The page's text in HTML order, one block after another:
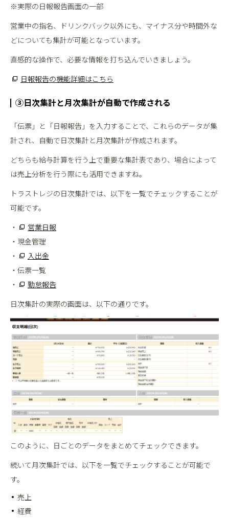
※実際の日報報告画面の一部
営業中の指名、ドリンクバック以外にも、マイナス分や時間外な
どについても集計が可能となっています。
直感的な操作で、必要な情報を打ち込んでいきましょう。
日報報告の機能詳細はこちら
③日次集計と月次集計が自動で作成される
「伝票」と「日報報告」を入力することで、これらのデータが集
計され、自動で日次集計と月次集計が作成されます。
どちらも給与計算を行う上で重要な集計表であり、場合によって
は売上分析を行う際にも活用できますね。
トラストレジの日次集計では、以下を一覧でチェックすることが
可能です。
・
営業日報
・現金管理
・
入出金
・伝票一覧
・
勤怠報告
日次集計の実際の画面は、以下の通りです。
このように、日ごとのデータをまとめてチェックできます。
続いて月次集計では、以下を一覧でチェックすることが可能で
す。
売上
経費